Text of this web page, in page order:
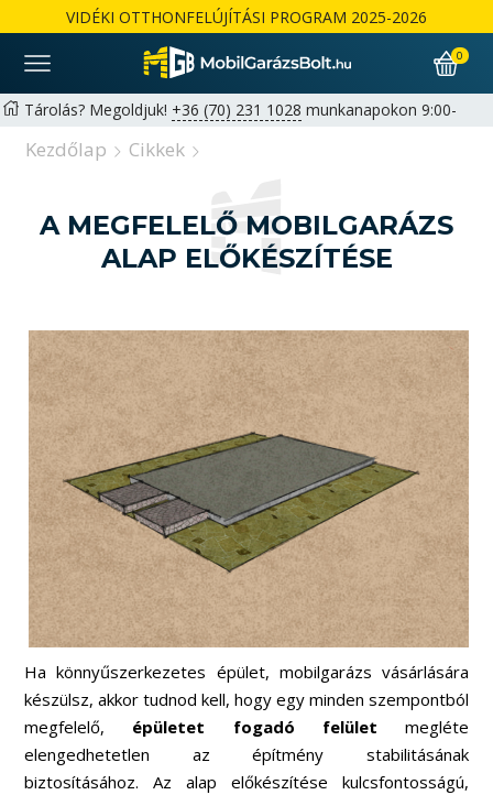
VIDÉKI OTTHONFELÚJÍTÁSI PROGRAM 2025-2026
0
Tárolás? Megoldjuk! +36 (70) 231 1028 munkanapokon 9:00-
17:00 |hello@mobilgarazsbolt.hu
Garancia: 2+1 év lehetőség magánszemélyeknek | 1+1 év
cégeknek - Részletek
Kezdőlap Cikkek
A MEGFELELŐ MOBILGARÁZS
ALAP ELŐKÉSZÍTÉSE
Ha könnyűszerkezetes épület, mobilgarázs vásárlására
készülsz, akkor tudnod kell, hogy egy minden szempontból
megfelelő, épületet fogadó felület megléte
elengedhetetlen az építmény stabilitásának
biztosításához. Az alap előkészítése kulcsfontosságú,